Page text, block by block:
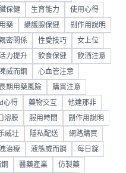
保健 生育能力 使用心得
藥 攝護腺保健 副作用說明
密關係 性愛技巧 女上位
力提升 飲食保健 飲酒注意
威而鋼 心血管注意
期用藥風險 購買注意
心得 藥物交互 他達那非
口溶膜 服用時間 副作用說明
威壮 隱私配送 網路購買
治療 液態威而鋼 每日錠
醫藥產業 仿製藥